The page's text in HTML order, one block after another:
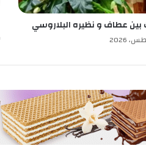
بين عطاف و نظيره البلاروسي